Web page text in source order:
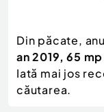
Mama si copilul
Moda si
Sport, timp
Scutere - ATV -
Autoutilitare
Ambarcatiuni
Camioane -
Din păcate,
an 2019, 65 mp
Iată mai jos
căutarea.